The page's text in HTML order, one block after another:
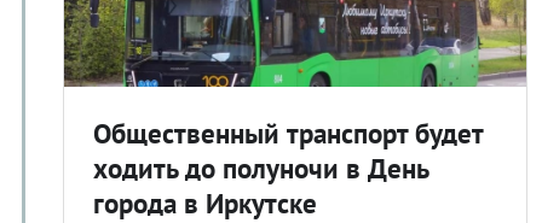
Общественный транспорт будет
ходить до полуночи в День
города в Иркутске